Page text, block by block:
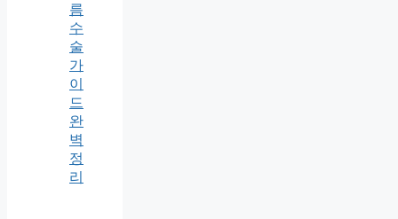
름
수
술
가
이
드
완
벽
정
리